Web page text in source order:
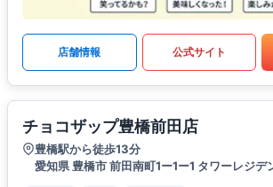
店舗情報 公式サイト
チョコザップ豊橋前田店
豊橋駅から徒歩13分
愛知県 豊橋市 前田南町1ー1ー1 タワーレジデ